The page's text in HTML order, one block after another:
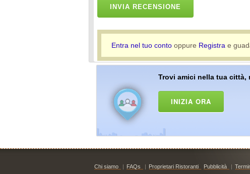
INVIA RECENSIONE
Entra nel tuo contooppure Registra e
Trovi amici nella tua
INIZIA ORA
Chi siamo | FAQs | Proprietari Ristoranti Pubblicità |